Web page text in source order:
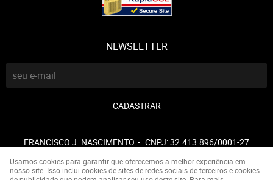
NEWSLETTER
CADASTRAR
FRANCISCO J. NASCIMENTO CNPJ: 32.413.896/0001-27
Usamos cookies para garantir que oferecemos a melhor experiência em
nosso site. Isso inclui cookies de sites de redes sociais de terceiros e cookies